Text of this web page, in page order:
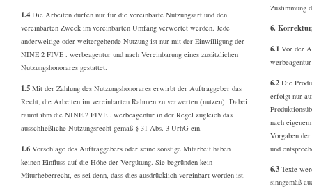
1.4 Die Arbeiten dürfen nur für die vereinbarte Nutzungsart und den
vereinbarten Zweck im vereinbarten Umfang verwertet werden. Jede
anderweitige oder weitergehende Nutzung ist nur mit der Einwilligung der
NINE 2 FIVE . werbeagentur und nach Vereinbarung eines zusätzlichen
Nutzungshonorares gestattet.
1.5 Mit der Zahlung des Nutzungshonorares erwirbt der Auftraggeber das
Recht, die Arbeiten im vereinbarten Rahmen zu verwerten (nutzen). Dabei
räumt ihm die NINE 2 FIVE . werbeagentur in der Regel zugleich das
ausschließliche Nutzungsrecht gemäß § 31 Abs. 3 UrhG ein.
1.6 Vorschläge des Auftraggebers oder seine sonstige Mitarbeit haben
keinen Einfluss auf die Höhe der Vergütung. Sie begründen kein
Miturheberrecht, es sei denn, dass dies ausdrücklich vereinbart worden ist.
Zustimmung
6.
6.1Vor der
6.2Die
erfolgt nur
nach
Vorgaben
und
6.3Texte
sinngemäß